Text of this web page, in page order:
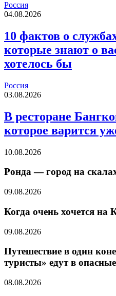
Россия
04.08.2026
10 фактов о
которые знают о
хотелось бы
Россия
03.08.2026
В ресторане
которое варится
10.08.2026
Ронда — город на
09.08.2026
Когда очень хочется на
09.08.2026
Путешествие в один
туристы» едут в
08.08.2026